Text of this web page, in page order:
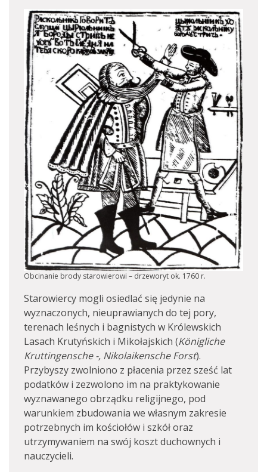
Obcinanie brody starowierowi – drzeworyt ok. 1760 r.
Starowiercy mogli osiedlać się jedynie na
wyznaczonych, nieuprawianych do tej pory,
terenach leśnych i bagnistych w Królewskich
Lasach Krutyńskich i Mikołajskich (Königliche
Kruttingensche -, Nikolaikensche Forst).
Przybyszy zwolniono z płacenia przez sześć lat
podatków i zezwolono im na praktykowanie
wyznawanego obrządku religijnego, pod
warunkiem zbudowania we własnym zakresie
potrzebnych im kościołów i szkół oraz
utrzymywaniem na swój koszt duchownych i
nauczycieli.